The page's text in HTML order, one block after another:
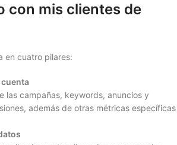
con mis clientes de
en cuatro pilares:
las campañas, keywords, anuncios y
además de otras métricas específicas